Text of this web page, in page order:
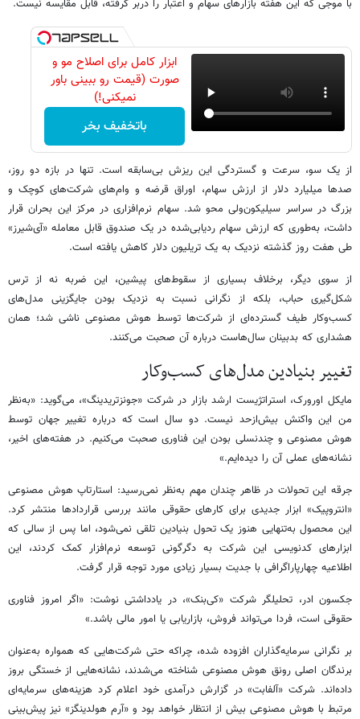
با موجی که این هفته بازارهای سهام و اعتبار را دربر گرفته، قابل مقایسه نیست.
ابزار کامل برای اصلاح مو و
صورت (قیمت رو ببینی باور
نمیکنی!)
باتخفیف بخر
از یک سو، سرعت و گستردگی این ریزش بی‌سابقه است. تنها در بازه دو روز،
صدها میلیارد دلار از ارزش سهام، اوراق قرضه و وام‌های شرکت‌های کوچک و
بزرگ در سراسر سیلیکون‌ولی محو شد. سهام نرم‌افزاری در مرکز این بحران قرار
داشت، به‌طوری که ارزش سهام ردیابی‌شده در یک صندوق قابل معامله «آی‌شیرز»
طی هفت روز گذشته نزدیک به یک تریلیون دلار کاهش یافته است.
از سوی دیگر، برخلاف بسیاری از سقوط‌های پیشین، این ضربه نه از ترس
شکل‌گیری حباب، بلکه از نگرانی نسبت به نزدیک بودن جایگزینی مدل‌های
کسب‌وکار طیف گسترده‌ای از شرکت‌ها توسط هوش مصنوعی ناشی شد؛ همان
هشداری که بدبینان سال‌هاست درباره آن صحبت می‌کنند.
تغییر بنیادین مدل‌های کسب‌وکار
مایکل اورورک، استراتژیست ارشد بازار در شرکت «جونزتریدینگ»، می‌گوید: «به‌نظر
من این واکنش بیش‌ازحد نیست. دو سال است که درباره تغییر جهان توسط
هوش مصنوعی و چندنسلی بودن این فناوری صحبت می‌کنیم. در هفته‌های اخیر،
نشانه‌های عملی آن را دیده‌ایم.»
جرقه این تحولات در ظاهر چندان مهم به‌نظر نمی‌رسید: استارتاپ هوش مصنوعی
«انتروپیک» ابزار جدیدی برای کارهای حقوقی مانند بررسی قراردادها منتشر کرد.
این محصول به‌تنهایی هنوز یک تحول بنیادین تلقی نمی‌شود، اما پس از سالی که
ابزارهای کدنویسی این شرکت به دگرگونی توسعه نرم‌افزار کمک کردند، این
اطلاعیه چهارپاراگرافی با جدیت بسیار زیادی مورد توجه قرار گرفت.
جکسون ادر، تحلیلگر شرکت «کی‌بنک»، در یادداشتی نوشت: «اگر امروز فناوری
حقوقی است، فردا می‌تواند فروش، بازاریابی یا امور مالی باشد.»
بر نگرانی سرمایه‌گذاران افزوده شده، چراکه حتی شرکت‌هایی که همواره به‌عنوان
برندگان اصلی رونق هوش مصنوعی شناخته می‌شدند، نشانه‌هایی از خستگی بروز
داده‌اند. شرکت «آلفابت» در گزارش درآمدی خود اعلام کرد هزینه‌های سرمایه‌ای
مرتبط با هوش مصنوعی بیش از انتظار خواهد بود و «آرم هولدینگز» نیز پیش‌بینی